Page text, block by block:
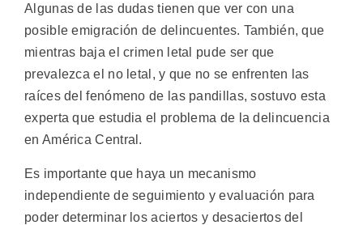
Algunas de las dudas tienen que ver con una
posible emigración de delincuentes. También, que
mientras baja el crimen letal pude ser que
prevalezca el no letal, y que no se enfrenten las
raíces del fenómeno de las pandillas, sostuvo esta
experta que estudia el problema de la delincuencia
en América Central.
Es importante que haya un mecanismo
independiente de seguimiento y evaluación para
poder determinar los aciertos y desaciertos del